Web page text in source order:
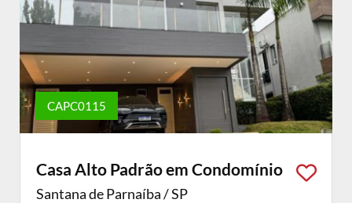
CAPC0115
Casa Alto Padrão em Condomínio
Santana de Parnaíba / SP